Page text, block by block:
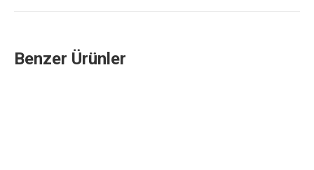
Benzer Ürünler